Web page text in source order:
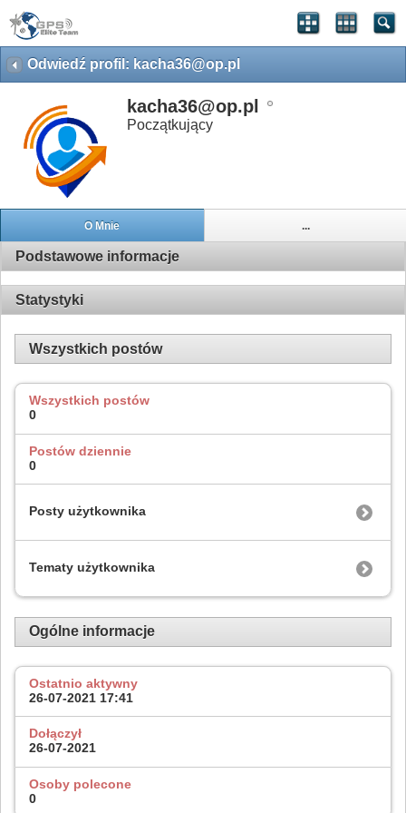
Odwiedź profil: kacha36@op.pl
kacha36@op.pl
Początkujący
O Mnie ...
Podstawowe informacje
Statystyki
Wszystkich postów
Wszystkich postów
0
Postów dziennie
0
Posty użytkownika
Tematy użytkownika
Ogólne informacje
Ostatnio aktywny
26-07-2021 17:41
Dołączył
26-07-2021
Osoby polecone
0